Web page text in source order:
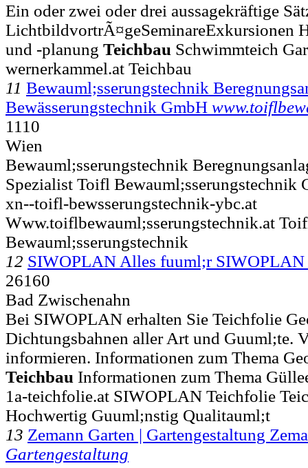
Ein oder zwei oder drei aussagekräftige
LichtbildvortrÃ¤geSeminareExkursionen
und -planung Teichbau Schwimmteich
wernerkammel.at Teichbau
11 Bewauml;sserungstechnik
Bewässerungstechnik GmbH
1110
Wien
Bewauml;sserungstechnik
Spezialist Toifl Bewauml;sserungstechnik
xn--toifl-bewsserungstechnik-ybc.at
Www.toiflbewauml;sserungstechnik.at
Bewauml;sserungstechnik
12 SIWOPLAN Alles fuuml;r SIWOPLAN
26160
Bad Zwischenahn
Bei SIWOPLAN erhalten Sie Teichfolie
Dichtungsbahnen aller Art und Guuml;te.
informieren. Informationen zum Thema
Teichbau Informationen zum Thema
1a-teichfolie.at SIWOPLAN Teichfolie
Hochwertig Guuml;nstig Qualitauml;t
13 Zemann Garten | Gartengestaltung
Gartengestaltung